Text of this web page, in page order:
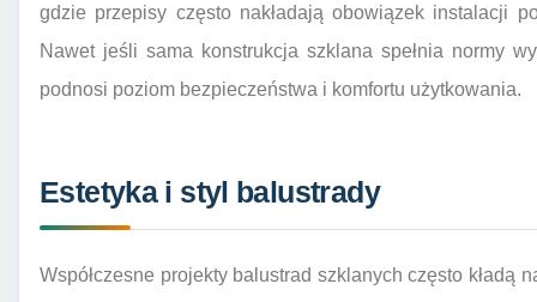
gdzie przepisy często nakładają obowiązek instalacji
Nawet jeśli sama konstrukcja szklana spełnia normy
podnosi poziom bezpieczeństwa i komfortu użytkowania.
Estetyka i styl balustrady
Współczesne projekty balustrad szklanych często kładą